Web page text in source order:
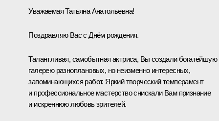
Уважаемая Татьяна Анатольевна!
Поздравляю Вас с Днём рождения.
Талантливая, самобытная актриса, Вы создали богатейшую
галерею разноплановых, но неизменно интересных,
запоминающихся работ. Яркий творческий темперамент
и профессиональное мастерство снискали Вам признание
и искреннюю любовь зрителей.